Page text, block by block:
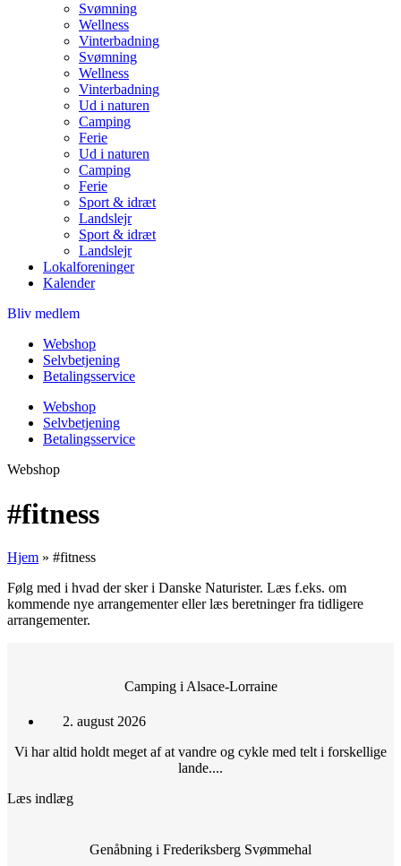
Svømning
Wellness
Vinterbadning
Svømning
Wellness
Vinterbadning
Ud i naturen
Camping
Ferie
Ud i naturen
Camping
Ferie
Sport & idræt
Landslejr
Sport & idræt
Landslejr
Lokalforeninger
Kalender
Bliv medlem
Webshop
Selvbetjening
Betalingsservice
Webshop
Selvbetjening
Betalingsservice
Webshop
#fitness
Hjem » #fitness
Følg med i hvad der sker i Danske Naturister. Læs f.eks. om
kommende nye arrangementer eller læs beretninger fra tidligere
arrangementer.
Camping i Alsace-Lorraine
2. august 2026
Vi har altid holdt meget af at vandre og cykle med telt i forskellige
lande....
Læs indlæg
Genåbning i Frederiksberg Svømmehal